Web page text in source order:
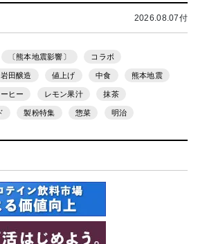
2026.08.07付
〔熊本地震影響〕 コラボ
岩田醸造 値上げ 中食 熊本地震
ヒー レモン果汁 抹茶
製粉特集 惣菜 明治